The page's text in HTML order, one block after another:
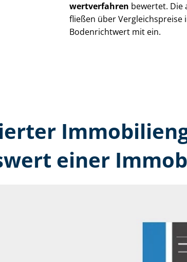
wert­ver­fah­ren bewertet. Die
fließen über
Bodenrichtwert mit ein.
einer